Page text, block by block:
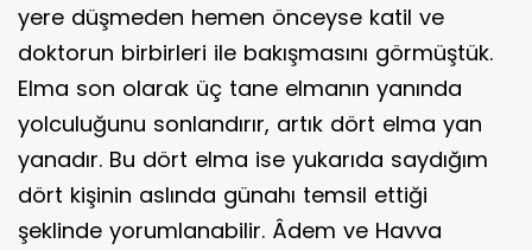
yere düşmeden hemen önceyse katil ve
doktorun birbirleri ile bakışmasını görmüştük.
Elma son olarak üç tane elmanın yanında
yolculuğunu sonlandırır, artık dört elma yan
yanadır. Bu dört elma ise yukarıda saydığım
dört kişinin aslında günahı temsil ettiği
şeklinde yorumlanabilir. Âdem ve Havva